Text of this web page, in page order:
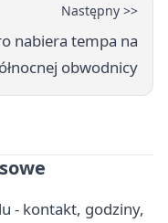
Następny >>
nabiera tempa na
obwodnicy
- kontakt, godziny,